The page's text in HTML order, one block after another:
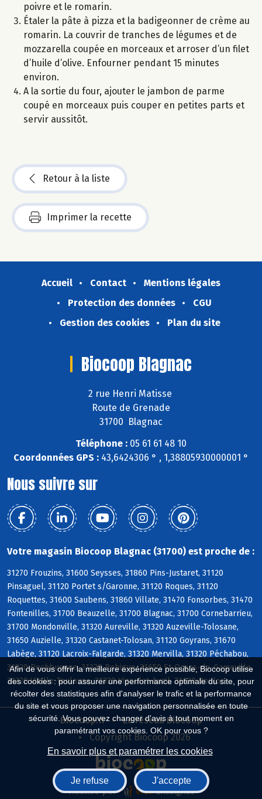
Afin de vous offrir la meilleure expérience possible, Biocoop utilise
des cookies : pour assurer une performance optimale du site, pour
récolter des statistiques afin d'analyser le trafic et la performance
du site et vous proposer une navigation personnalisée en toute
sécurité. Vous pouvez changer d'avis à tout moment en
paramétrant vos cookies. OK pour vous ?
En savoir plus et paramétrer les cookies
Je refuse J'accepte
poivre et le romarin.
Étaler la pâte à pizza et la badigeonner de crème au
romarin. La couvrir de tranches de légumes et de
mozzarella coupée en morceaux et arroser d’un filet
d’huile d’olive. Enfourner pendant 15 minutes
environ.
A la sortie du four, ajouter le jambon de parme
coupé en morceaux puis couper en petites parts et
servir aussitôt.
Retour à la liste
Imprimer la recette
Accueil Contact
Mentions légales
Protection des données
CGU
Gestion des cookies
Plan du site
Biocoop Blagnac
2 rue Henri Matisse
Route de Grenade
31700 Blagnac
Téléphone : 05 61 61 48 10
Coordonnées GPS : 43,6424306 ° , 1,38805930000001 °
Nous suivre sur
Votre magasin Biocoop Blagnac (31700) est proche de :
31270 Frouzins, 31600 Seysses, 31860 Pins-Justaret, 31120
Pinsaguel, 31120 Portet s/Garonne, 31120 Roques, 31120
Roquettes, 31600 Saubens, 31860 Villate, 31470 Fonsorbes, 31470
Fontenilles, 31700 Beauzelle, 31700 Blagnac, 31700 Cornebarrieu,
31700 Mondonville, 31320 Aureville, 31320 Auzeville-Tolosane,
31650 Auzielle, 31320 Castanet-Tolosan, 31120 Goyrans, 31670
Labège, 31120 Lacroix-Falgarde, 31320 Mervilla, 31320 Péchabou,
31320 Pechbusque, 31320 Rebigue, 31650 St-Orens-de-Gameville,
31320 Vieille-Toulouse, 31320 Vigoulet-Auzil, 31620 Bouloc
Biocoop.fr
Le réseau Biocoop
Copyright Biocoop 2026
Réalisé par